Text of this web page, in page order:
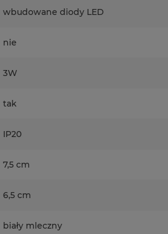
wbudowane diody LED
nie
3W
tak
IP20
7,5 cm
6,5 cm
biały mleczny